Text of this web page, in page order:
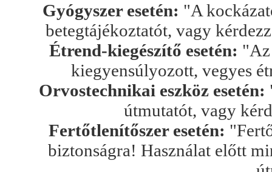
Gyógyszer esetén: "A
betegtájékoztatót, vagy
Étrend-kiegészítő esetén: "Az
kiegyensúlyozott, vegyes
Orvostechnikai eszköz esetén:
útmutatót, vagy
Fertőtlenítőszer esetén:
biztonságra! Használat előtt